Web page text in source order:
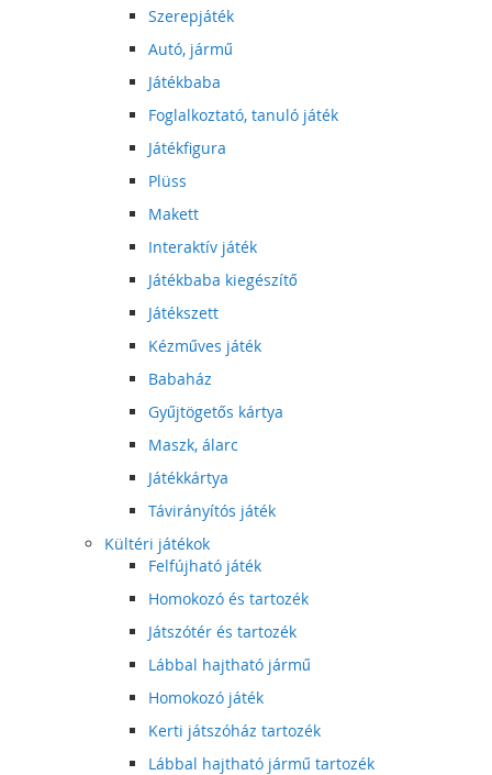
Szerepjáték
Autó, jármű
Játékbaba
Foglalkoztató, tanuló játék
Játékfigura
Plüss
Makett
Interaktív játék
Játékbaba kiegészítő
Játékszett
Kézműves játék
Babaház
Gyűjtögetős kártya
Maszk, álarc
Játékkártya
Távirányítós játék
Kültéri játékok
Felfújható játék
Homokozó és tartozék
Játszótér és tartozék
Lábbal hajtható jármű
Homokozó játék
Kerti játszóház tartozék
Lábbal hajtható jármű tartozék